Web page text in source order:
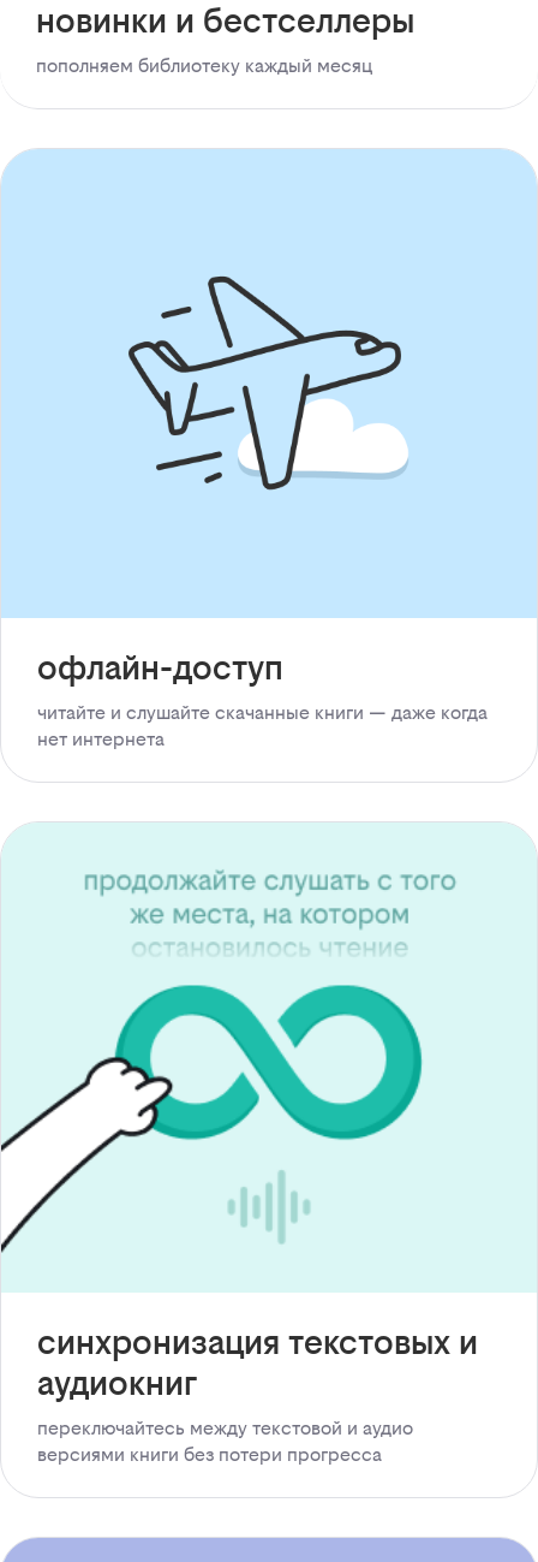
новинки и бестселлеры
пополняем библиотеку каждый месяц
офлайн-доступ
читайте и слушайте скачанные книги — даже когда
нет интернета
синхронизация текстовых и
аудиокниг
переключайтесь между текстовой и аудио
версиями книги без потери прогресса